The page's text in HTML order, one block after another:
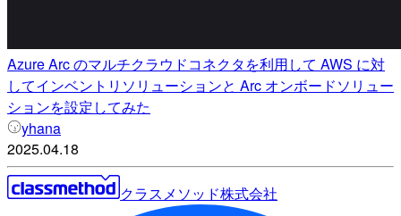
Azure Arc のマルチクラウドコネクタを利用して AWS に対
してインベントリソリューションと Arc オンボードソリュー
ションを設定してみた
yhana
2025.04.18
クラスメソッド株式会社